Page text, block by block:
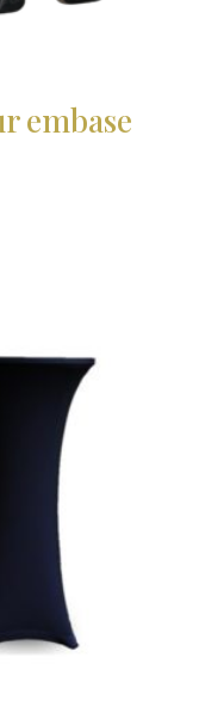
embase